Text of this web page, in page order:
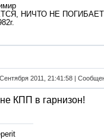
НИЧТО НЕ
2011, 21:41:58 |
КПП в гарнизон!